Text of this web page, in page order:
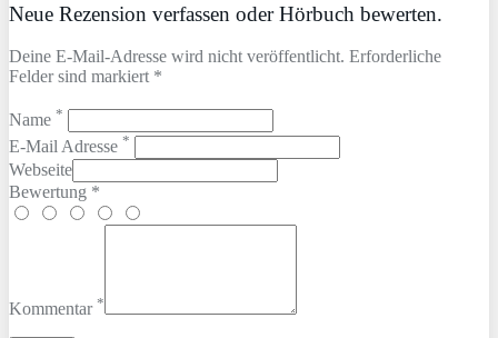
Neue Rezension verfassen oder Hörbuch bewerten.
Deine E-Mail-Adresse wird nicht veröffentlicht. Erforderliche
Felder sind markiert *
Name *
E-Mail Adresse *
Webseite
Bewertung *
Kommentar *